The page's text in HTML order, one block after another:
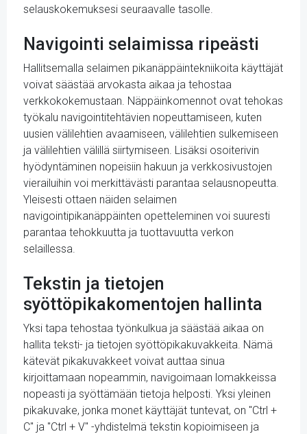
selauskokemuksesi seuraavalle tasolle.
Navigointi selaimissa ripeästi
Hallitsemalla selaimen pikanäppäintekniikoita käyttäjät
voivat säästää arvokasta aikaa ja tehostaa
verkkokokemustaan. Näppäinkomennot ovat tehokas
työkalu navigointitehtävien nopeuttamiseen, kuten
uusien välilehtien avaamiseen, välilehtien sulkemiseen
ja välilehtien välillä siirtymiseen. Lisäksi osoiterivin
hyödyntäminen nopeisiin hakuun ja verkkosivustojen
vierailuihin voi merkittävästi parantaa selausnopeutta.
Yleisesti ottaen näiden selaimen
navigointipikanäppäinten opetteleminen voi suuresti
parantaa tehokkuutta ja tuottavuutta verkon
selaillessa.
Tekstin ja tietojen
syöttöpikakomentojen hallinta
Yksi tapa tehostaa työnkulkua ja säästää aikaa on
hallita teksti- ja tietojen syöttöpikakuvakkeita. Nämä
kätevät pikakuvakkeet voivat auttaa sinua
kirjoittamaan nopeammin, navigoimaan lomakkeissa
nopeasti ja syöttämään tietoja helposti. Yksi yleinen
pikakuvake, jonka monet käyttäjät tuntevat, on "Ctrl +
C" ja "Ctrl + V" -yhdistelmä tekstin kopioimiseen ja